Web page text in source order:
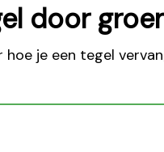
door
je een tegel